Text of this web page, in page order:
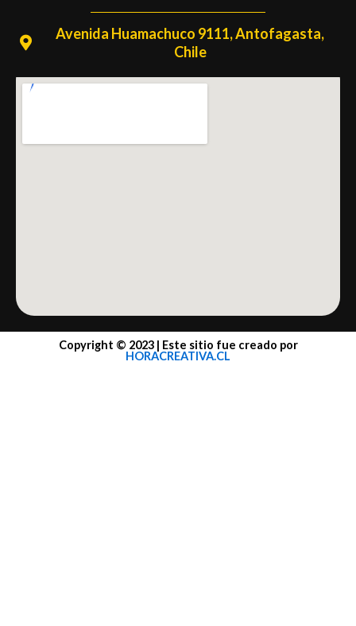
Avenida Huamachuco 9111, Antofagasta,
Chile
Copyright © 2023 | Este sitio fue creado por
HORACREATIVA.CL